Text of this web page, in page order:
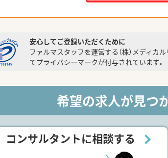
安心してご登録いただくために
ファルマスタッフを運営する（株）メディカ
てプライバシーマークが付与されています。
希望の求人が見つ
コンサルタントに相談する